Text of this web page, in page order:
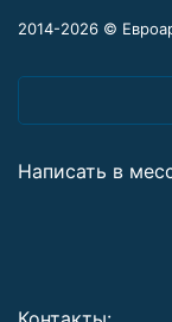
2014-2026 ©
Написать в